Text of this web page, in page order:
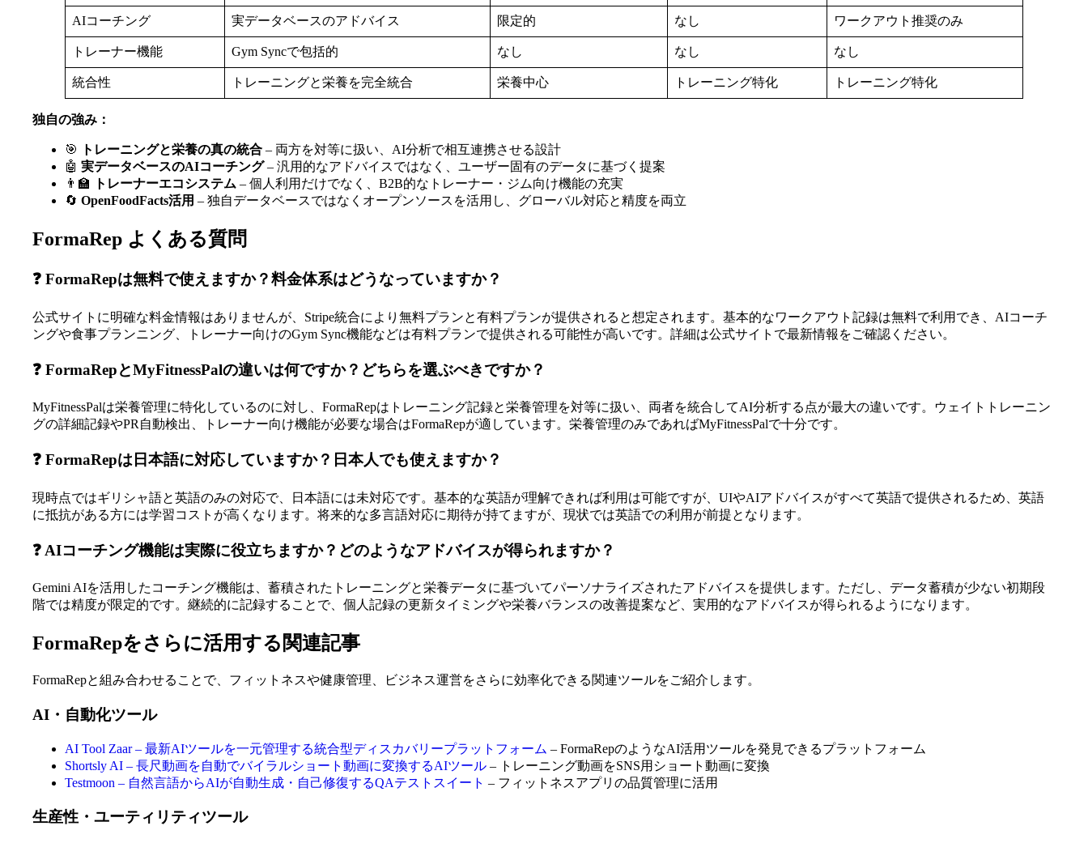
AIコーチング 実データベースのアドバイス 限定的 なし ワークアウト推奨のみ
トレーナー機能 Gym Syncで包括的 なし なし なし
統合性 トレーニングと栄養を完全統合 栄養中心 トレーニング特化 トレーニング特化
独自の強み：
🎯 トレーニングと栄養の真の統合 – 両方を対等に扱い、AI分析で相互連携させる設計
🤖 実データベースのAIコーチング– 汎用的なアドバイスではなく、ユーザー固有のデータに基づく提案
👨‍🏫
トレーナーエコシステム – 個人利用だけでなく、B2B的なトレーナー・ジム向け機能の充実
🔄 OpenFoodFacts活用 – 独自データベースではなくオープンソースを活用し、グローバル対応と精度を両立
FormaRep よくある質問
❓ FormaRepは無料で使えますか？料金体系はどうなっていますか？
公式サイトに明確な料金情報はありませんが、Stripe統合により無料プランと有料プランが提供されると想定されます。基本的なワークアウト記録は無料で利用でき、AIコーチ
ングや食事プランニング、トレーナー向けのGym Sync機能などは有料プランで提供される可能性が高いです。詳細は公式サイトで最新情報をご確認ください。
❓ FormaRepとMyFitnessPalの違いは何ですか？どちらを選ぶべきですか？
MyFitnessPalは栄養管理に特化しているのに対し、FormaRepはトレーニング記録と栄養管理を対等に扱い、両者を統合してAI分析する点が最大の違いです。ウェイトトレーニン
グの詳細記録やPR自動検出、トレーナー向け機能が必要な場合はFormaRepが適しています。栄養管理のみであればMyFitnessPalで十分です。
❓ FormaRepは日本語に対応していますか？日本人でも使えますか？
現時点ではギリシャ語と英語のみの対応で、日本語には未対応です。基本的な英語が理解できれば利用は可能ですが、UIやAIアドバイスがすべて英語で提供されるため、英語
に抵抗がある方には学習コストが高くなります。将来的な多言語対応に期待が持てますが、現状では英語での利用が前提となります。
❓ AIコーチング機能は実際に役立ちますか？どのようなアドバイスが得られますか？
Gemini AIを活用したコーチング機能は、蓄積されたトレーニングと栄養データに基づいてパーソナライズされたアドバイスを提供します。ただし、データ蓄積が少ない初期段
階では精度が限定的です。継続的に記録することで、個人記録の更新タイミングや栄養バランスの改善提案など、実用的なアドバイスが得られるようになります。
FormaRepをさらに活用する関連記事
FormaRepと組み合わせることで、フィットネスや健康管理、ビジネス運営をさらに効率化できる関連ツールをご紹介します。
AI・自動化ツール
AI Tool Zaar – 最新AIツールを一元管理する統合型ディスカバリープラットフォーム – FormaRepのようなAI活用ツールを発見できるプラットフォーム
Shortsly AI – 長尺動画を自動でバイラルショート動画に変換するAIツール – トレーニング動画をSNS用ショート動画に変換
Testmoon – 自然言語からAIが自動生成・自己修復するQAテストスイート – フィットネスアプリの品質管理に活用
生産性・ユーティリティツール